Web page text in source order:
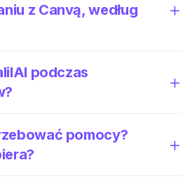
z Canvą, według
podczas
pomocy?